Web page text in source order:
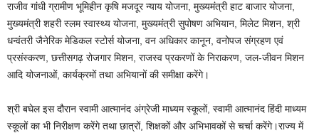
राजीव गांधी ग्रामीण भूमिहीन कृषि मजदूर न्याय योजना, मुख्यमंत्री हाट बाजार योजना,
मुख्यमंत्री शहरी स्लम स्वास्थ्य योजना, मुख्यमंत्री सुपोषण अभियान, मिलेट मिशन, श्री
धन्वंतरी जैनेरिक मेडिकल स्टोर्स योजना, वन अधिकार कानून, वनोपज संग्रहण एवं
प्रसंस्करण, छत्तीसगढ़ रोजगार मिशन, राजस्व प्रकरणों के निराकरण, जल-जीवन मिशन
आदि योजनाओं, कार्यक्रमों तथा अभियानों की समीक्षा करेंगे।
श्री बघेल इस दौरान स्वामी आत्मानंद अंग्रेजी माध्यम स्कूलों, स्वामी आत्मानंद हिंदी माध्यम
स्कूलों का भी निरीक्षण करेंगे तथा छात्रों, शिक्षकों और अभिभावकों से चर्चा करेंगे।राज्य में